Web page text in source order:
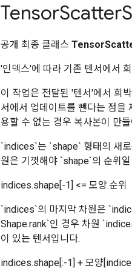
TensorScatter
공개 최종 클래스
'인덱스'에 따라 기존 텐서에서
이 작업은 전달된 '텐서'에서 희
서에서 업데이트를 뺀다는 점
용할 수 없는 경우 복사본이 만
`indices`는 `shape` 형태의 새
원은 기껏해야 `shape`의 순위
indices.shape[-1] <= 모양.순위
`indices`의 마지막 차원은
Shape.rank`인 경우 차원
이 있는 텐서입니다.
indices.shape[:-1] + 모양